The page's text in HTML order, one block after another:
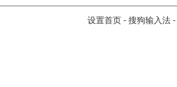
设置首页 - 搜狗输入法 -